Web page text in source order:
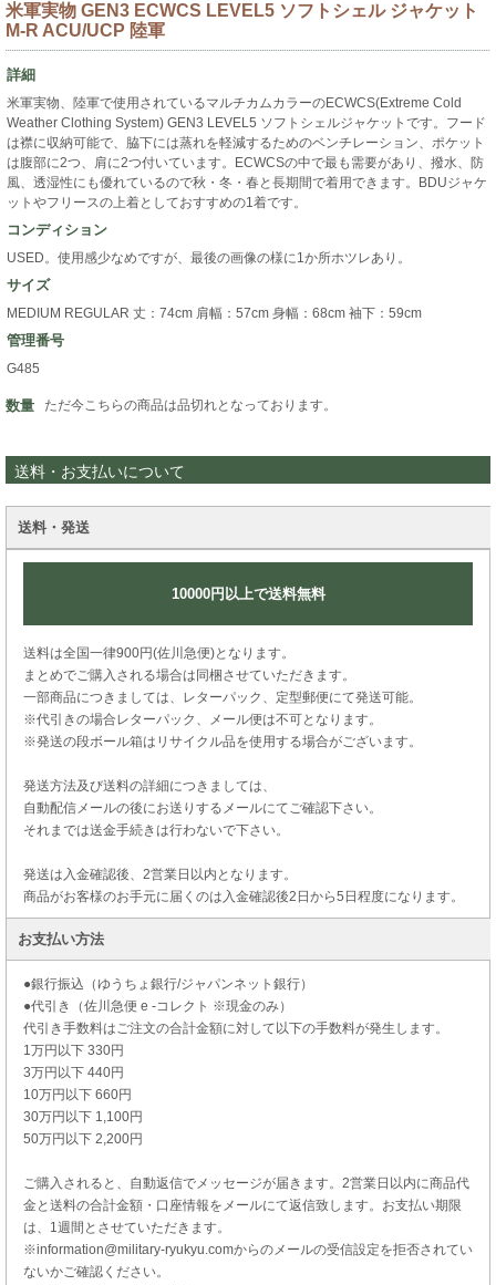
米軍実物 GEN3 ECWCS LEVEL5 ソフトシェル ジャケット
M-R ACU/UCP 陸軍
詳細
米軍実物、陸軍で使用されているマルチカムカラーのECWCS(Extreme Cold
Weather Clothing System) GEN3 LEVEL5 ソフトシェルジャケットです。フード
は襟に収納可能で、脇下には蒸れを軽減するためのベンチレーション、ポケット
は腹部に2つ、肩に2つ付いています。ECWCSの中で最も需要があり、撥水、防
風、透湿性にも優れているので秋・冬・春と長期間で着用できます。BDUジャケ
ットやフリースの上着としておすすめの1着です。
コンディション
USED。使用感少なめですが、最後の画像の様に1か所ホツレあり。
サイズ
MEDIUM REGULAR 丈：74cm 肩幅：57cm 身幅：68cm 袖下：59cm
管理番号
G485
数量 ただ今こちらの商品は品切れとなっております。
送料・お支払いについて
送料・発送
10000円以上で送料無料
送料は全国一律900円(佐川急便)となります。
まとめでご購入される場合は同梱させていただきます。
一部商品につきましては、レターパック、定型郵便にて発送可能。
※代引きの場合レターパック、メール便は不可となります。
※発送の段ボール箱はリサイクル品を使用する場合がございます。
発送方法及び送料の詳細につきましては、
自動配信メールの後にお送りするメールにてご確認下さい。
それまでは送金手続きは行わないで下さい。
発送は入金確認後、2営業日以内となります。
商品がお客様のお手元に届くのは入金確認後2日から5日程度になります。
お支払い方法
●銀行振込（ゆうちょ銀行/ジャパンネット銀行）
●代引き（佐川急便 e -コレクト ※現金のみ）
代引き手数料はご注文の合計金額に対して以下の手数料が発生します。
1万円以下 330円
3万円以下 440円
10万円以下 660円
30万円以下 1,100円
50万円以下 2,200円
ご購入されると、自動返信でメッセージが届きます。2営業日以内に商品代
金と送料の合計金額・口座情報をメールにて返信致します。お支払い期限
は、1週間とさせていただきます。
※information@military-ryukyu.comからのメールの受信設定を拒否されてい
ないかご確認ください。